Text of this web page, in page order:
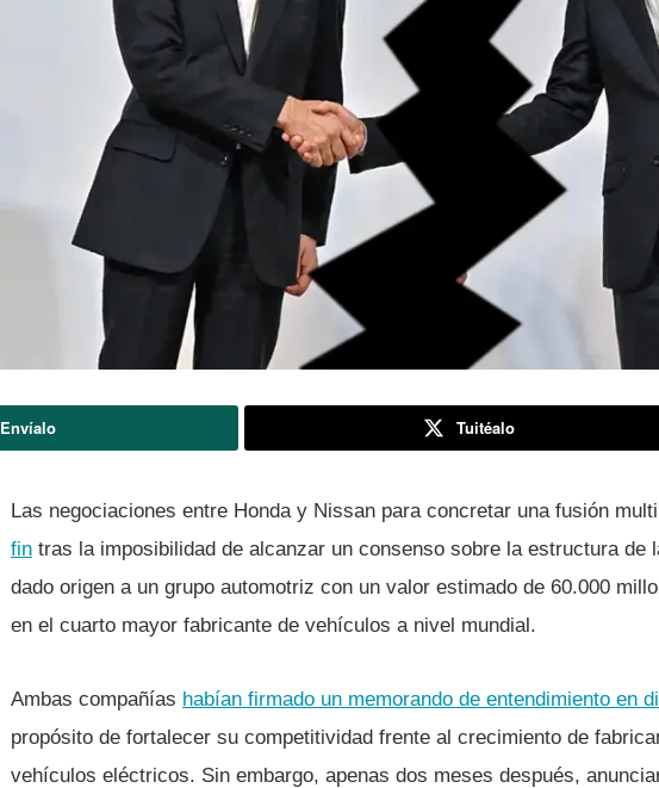
Envíalo Tuitéalo
Las negociaciones entre Honda y Nissan para concretar una fusión
fin tras la imposibilidad de alcanzar un consenso sobre la estructura de
dado origen a un grupo automotriz con un valor estimado de 60.000
en el cuarto mayor fabricante de vehículos a nivel mundial.
Ambas compañías habían firmado un memorando de entendimiento en
propósito de fortalecer su competitividad frente al crecimiento de
vehículos eléctricos. Sin embargo, apenas dos meses después,